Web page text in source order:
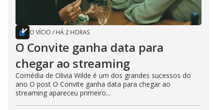
O VÍCIO / HÁ 2 HORAS
O Convite ganha data para
chegar ao streaming
Comédia de Olivia Wilde é um dos grandes sucessos do
ano O post O Convite ganha data para chegar ao
streaming apareceu primeiro...